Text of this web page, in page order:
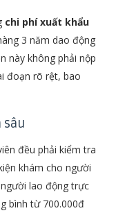
chi phí xuất khẩu
3 năm dao động
này không phải nộp
đoạn rõ rệt, bao
sâu
đều phải kiểm tra
khám cho người
lao động trực
bình từ 700.000đ